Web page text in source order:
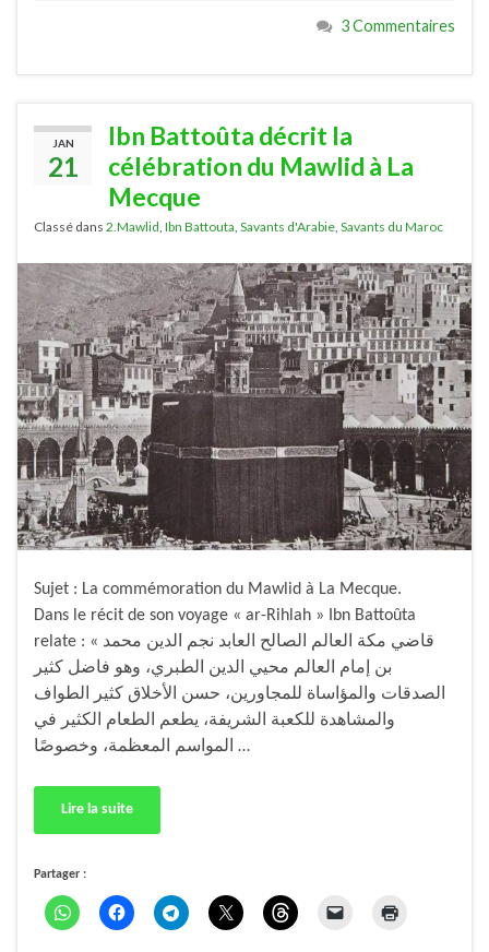
3 Commentaires
JAN
21
Ibn Battoûta décrit la
célébration du Mawlid à La
Mecque
Classé dans 2.Mawlid, Ibn Battouta, Savants d'Arabie, Savants du Maroc
Sujet : La commémoration du Mawlid à La Mecque.
Dans le récit de son voyage « ar-Rihlah » Ibn Battoûta
relate : « قاضي مكة العالم الصالح العابد نجم الدين محمد
بن إمام العالم محيي الدين الطبري، وهو فاضل كثير
الصدقات والمؤاساة للمجاورين، حسن الأخلاق كثير الطواف
والمشاهدة للكعبة الشريفة، يطعم الطعام الكثير في
المواسم المعظمة، وخصوصًا …
Lire la suite
Partager :